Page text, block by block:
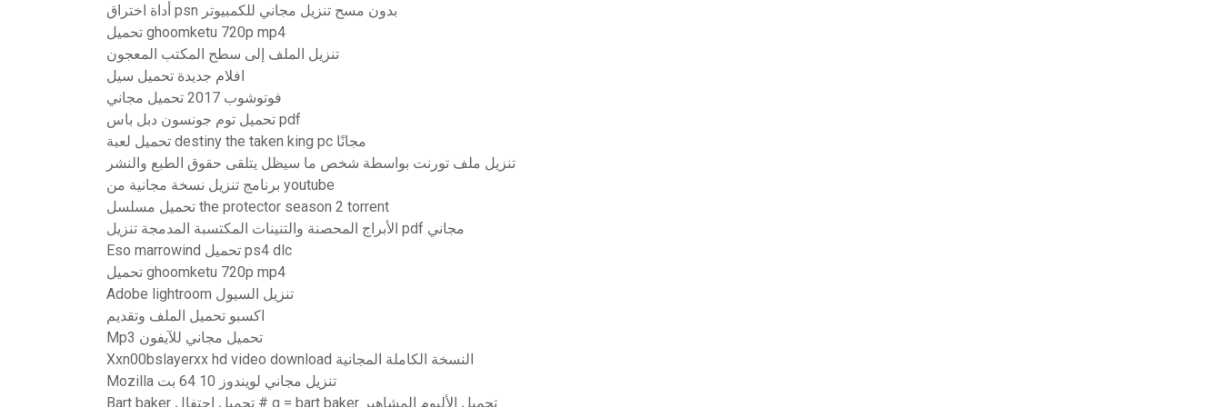
أداة اختراق psn بدون مسح تنزيل مجاني للكمبيوتر
تحميل ghoomketu 720p mp4
تنزيل الملف إلى سطح المكتب المعجون
افلام جديدة تحميل سيل
فوتوشوب 2017 تحميل مجاني
تحميل توم جونسون دبل باس pdf
تحميل لعبة destiny the taken king pc مجانًا
تنزيل ملف تورنت بواسطة شخص ما سيظل يتلقى حقوق الطبع والنشر
برنامج تنزيل نسخة مجانية من youtube
تحميل مسلسل the protector season 2 torrent
الأبراج المحصنة والتنينات المكتسبة المدمجة تنزيل pdf مجاني
Eso marrowind تحميل ps4 dlc
تحميل ghoomketu 720p mp4
Adobe lightroom تنزيل السيول
اكسبو تحميل الملف وتقديم
Mp3 تحميل مجاني للآيفون
Xxn00bslayerxx hd video download النسخة الكاملة المجانية
Mozilla تنزيل مجاني لويندوز 10 64 بت
Bart baker تحميل احتفال # q = bart baker تحميل الألبوم المشاهير